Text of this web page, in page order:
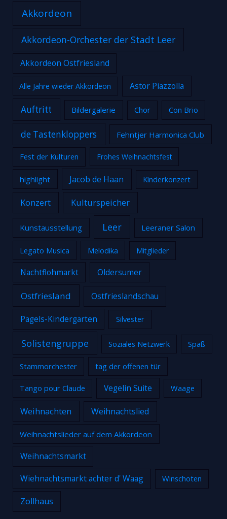
Akkordeon
Akkordeon-Orchester der Stadt Leer
Akkordeon Ostfriesland
Alle Jahre wieder Akkordeon Astor Piazzolla
Auftritt Bildergalerie Chor Con Brio
de Tastenkloppers Fehntjer Harmonica Club
Fest der Kulturen Frohes Weihnachtsfest
highlight Jacob de Haan Kinderkonzert
Konzert Kulturspeicher
Kunstausstellung Leer Leeraner Salon
Legato Musica Melodika Mitglieder
Nachtflohmarkt Oldersumer
Ostfriesland Ostfrieslandschau
Pagels-Kindergarten Silvester
Solistengruppe Soziales Netzwerk Spaß
Stammorchester tag der offenen tür
Tango pour Claude Vegelin Suite Waage
Weihnachten Weihnachtslied
Weihnachtslieder auf dem Akkordeon
Weihnachtsmarkt
Wiehnachtsmarkt achter d' Waag Winschoten
Zollhaus